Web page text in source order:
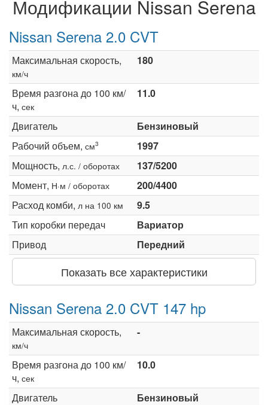
Модификации Nissan Serena
Nissan Serena 2.0 CVT
Максимальная скорость,
км/ч
180
Время разгона до 100 км/
ч, сек
11.0
Двигатель
Бензиновый
Рабочий объем, см3
1997
Мощность, л.с. / оборотах
137/5200
Момент, Н·м / оборотах
200/4400
Расход комби, л на 100 км
9.5
Тип коробки передач
Вариатор
Привод
Передний
Показать все характеристики
Nissan Serena 2.0 CVT 147 hp
Максимальная скорость,
км/ч
-
Время разгона до 100 км/
ч, сек
10.0
Двигатель
Бензиновый